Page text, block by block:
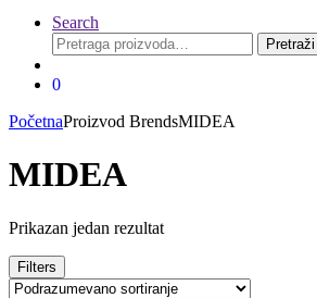
Search
Pretraga
za:
Pretraži
0
PočetnaProizvod BrendsMIDEA
MIDEA
Prikazan jedan rezultat
Filters